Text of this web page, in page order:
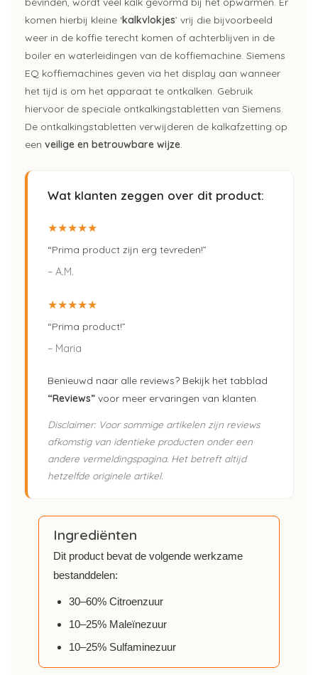
komen hierbij kleine ‘kalkvlokjes’ vrij die bijvoorbeeld
weer in de koffie terecht komen of achterblijven in de
boiler en waterleidingen van de koffiemachine. Siemens
EQ koffiemachines geven via het display aan wanneer
het tijd is om het apparaat te ontkalken. Gebruik
hiervoor de speciale ontkalkingstabletten van Siemens.
De ontkalkingstabletten verwijderen de kalkafzetting op
een veilige en betrouwbare wijze.
Wat klanten zeggen over dit product:
★★★★★
“Prima product zijn erg tevreden!”
– A.M.
★★★★★
“Prima product!”
– Maria
Benieuwd naar alle reviews? Bekijk het tabblad
“Reviews” voor meer ervaringen van klanten.
Disclaimer: Voor sommige artikelen zijn reviews
afkomstig van identieke producten onder een
andere vermeldingspagina. Het betreft altijd
hetzelfde originele artikel.
Ingrediënten
Dit product bevat de volgende werkzame
bestanddelen:
30–60% Citroenzuur
10–25% Maleïnezuur
10–25% Sulfaminezuur